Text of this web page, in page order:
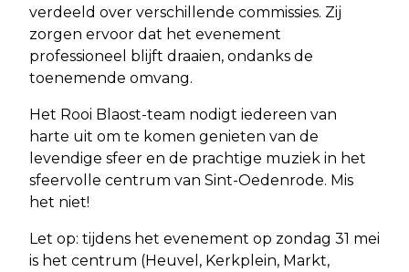
verdeeld over verschillende commissies. Zij
zorgen ervoor dat het evenement
professioneel blijft draaien, ondanks de
toenemende omvang.
Het Rooi Blaost-team nodigt iedereen van
harte uit om te komen genieten van de
levendige sfeer en de prachtige muziek in het
sfeervolle centrum van Sint-Oedenrode. Mis
het niet!
Let op: tijdens het evenement op zondag 31 mei
is het centrum (Heuvel, Kerkplein, Markt,